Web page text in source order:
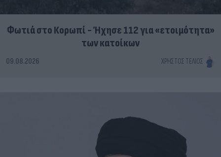
Φωτιά στο Κορωπί - Ήχησε 112 για «ετοιμότητα»
των κατοίκων
09.08.2026 ΧΡΉΣΤΟΣ ΤΈΛΙΟΣ